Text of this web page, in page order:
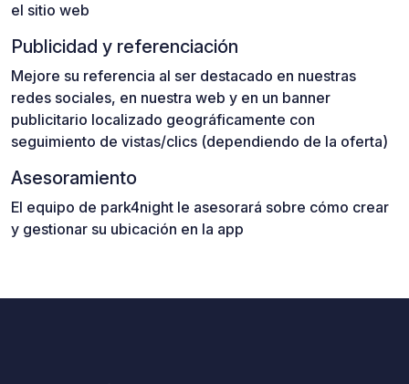
el sitio web
Publicidad y referenciación
Mejore su referencia al ser destacado en nuestras
redes sociales, en nuestra web y en un banner
publicitario localizado geográficamente con
seguimiento de vistas/clics (dependiendo de la oferta)
Asesoramiento
El equipo de park4night le asesorará sobre cómo crear
y gestionar su ubicación en la app